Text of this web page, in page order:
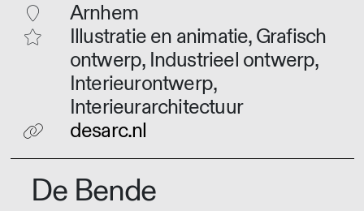
Arnhem
Illustratie en animatie, Grafisch
ontwerp, Industrieel ontwerp,
Interieurontwerp,
Interieurarchitectuur
desarc.nl
De Bende